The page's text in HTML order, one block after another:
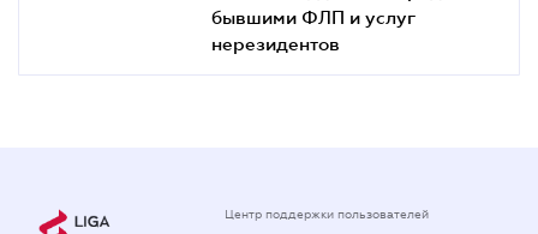
бывшими ФЛП и услуг
нерезидентов
Центр поддержки пользователей